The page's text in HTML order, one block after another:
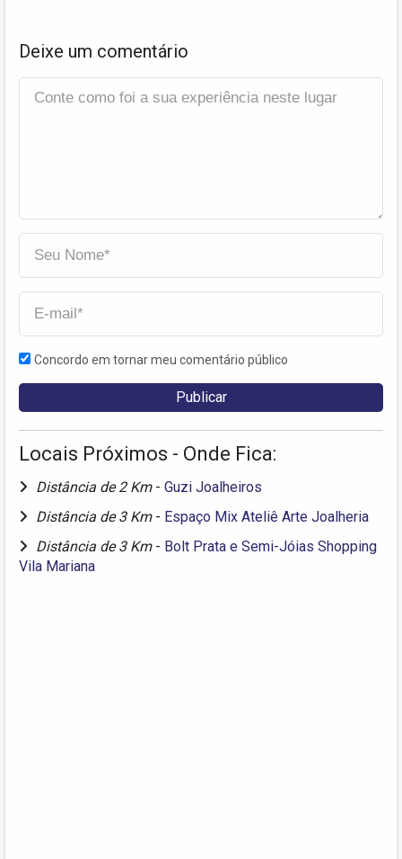
Deixe um comentário
Concordo em tornar meu comentário público
Locais Próximos - Onde Fica:
Distância de 2 Km - Guzi Joalheiros
Distância de 3 Km - Espaço Mix Ateliê Arte Joalheria
Distância de 3 Km - Bolt Prata e Semi-Jóias Shopping
Vila Mariana